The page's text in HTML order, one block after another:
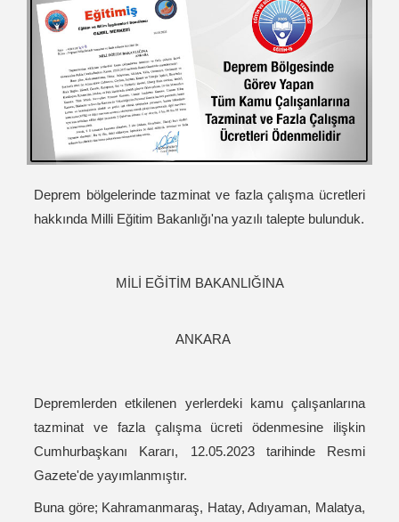
Deprem bölgelerinde tazminat ve fazla çalışma ücretleri
hakkında Milli Eğitim Bakanlığı'na yazılı talepte bulunduk.
MİLİ EĞİTİM BAKANLIĞINA
ANKARA
Depremlerden etkilenen yerlerdeki kamu çalışanlarına
tazminat ve fazla çalışma ücreti ödenmesine ilişkin
Cumhurbaşkanı Kararı, 12.05.2023 tarihinde Resmi
Gazete'de yayımlanmıştır.
Buna göre; Kahramanmaraş, Hatay, Adıyaman, Malatya,